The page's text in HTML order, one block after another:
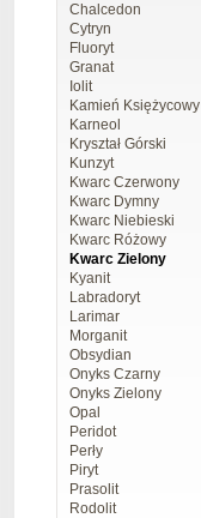
Chalcedon
Cytryn
Fluoryt
Granat
Iolit
Kamień Księżycowy
Karneol
Kryształ Górski
Kunzyt
Kwarc Czerwony
Kwarc Dymny
Kwarc Niebieski
Kwarc Różowy
Kwarc Zielony
Kyanit
Labradoryt
Larimar
Morganit
Obsydian
Onyks Czarny
Onyks Zielony
Opal
Peridot
Perły
Piryt
Prasolit
Rodolit